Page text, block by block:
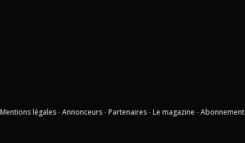
Mentions légales-Annonceurs- Partenaires- Le magazine -Abonnement